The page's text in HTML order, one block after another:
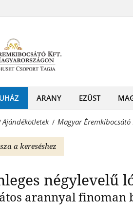
ARANY EZÜST
Ajándékötletek / Magyar Éremkibocsátó
a kereséshez
négylevelű
arannyal finoman